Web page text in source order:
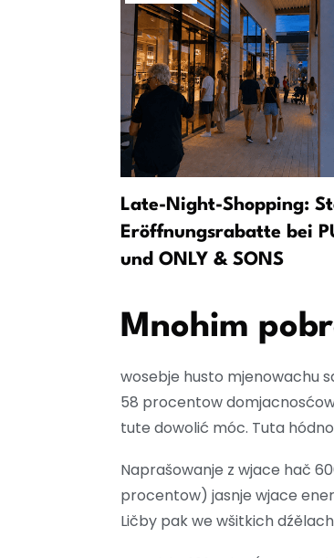
Late-Night-Shopping:
Eröffnungsrabatte bei
und ONLY & SONS
Mnohim
wosebje husto mjenowachu
58 procentow
tute dowolić móc. Tuta
Naprašowanje z wjace hač
procentow) jasnje wjace
Ličby pak we wšitkich